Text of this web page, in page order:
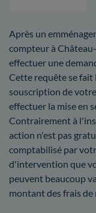
Après un
compteur à
effectuer une
Cette requête se fait
souscription de
effectuer la mise en
Contrairement à
action n'est pas
comptabilisé par
d'intervention que
peuvent beaucoup
montant des frais de